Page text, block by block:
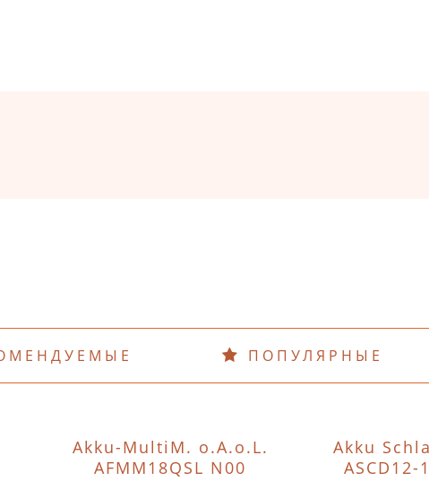
ПОПУЛЯРНЫЕ
Akku-MultiM. o.A.o.L.
AFMM18QSL N00
Akku
ASCD12-